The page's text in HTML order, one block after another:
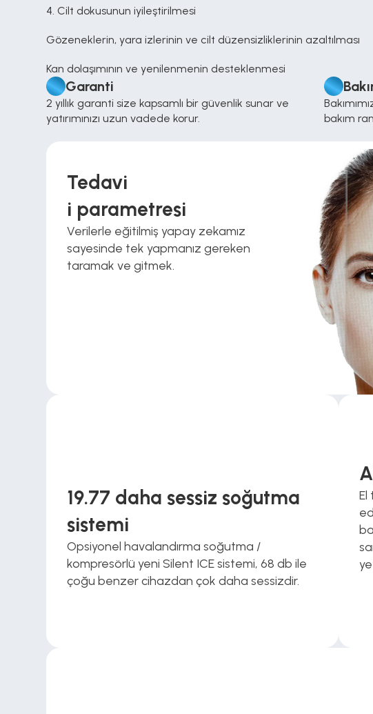
4. Cilt dokusunun iyileştirilmesi
Gözeneklerin, yara izlerinin ve cilt düzensizliklerinin azaltılması
Kan dolaşımının ve yenilenmenin desteklenmesi
Garanti
2 yıllık garanti size kapsamlı bir güvenlik sunar ve
yatırımınızı uzun vadede korur.
bakım
Tedavi
i parametresi
Verilerle eğitilmiş yapay zekamız
sayesinde tek yapmanız gereken
taramak ve gitmek.
19.77 daha sessiz soğutma
sistemi
Opsiyonel havalandırma soğutma /
kompresörlü yeni Silent ICE sistemi, 68 db ile
çoğu benzer cihazdan çok daha sessizdir.
El